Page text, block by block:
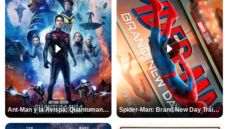
Ant-Man y la Avispa: Quantumanía Tráiler (2) Spider-Man: Brand New Day Tráiler (3)